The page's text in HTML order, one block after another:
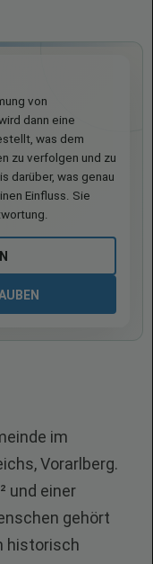
von
dann eine
was dem
zu verfolgen und zu
darüber, was genau
Einfluss. Sie
im
Vorarlberg.
und einer
gehört
historisch